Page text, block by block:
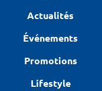
Actualités
Événements
Promotions
Lifestyle